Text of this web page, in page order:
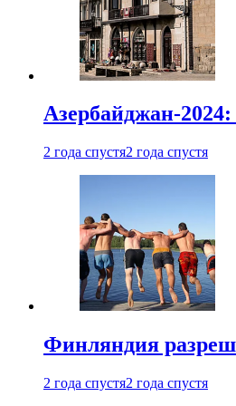
Азербайджан-
2 года спустя2 года спустя
Финляндия
2 года спустя2 года спустя